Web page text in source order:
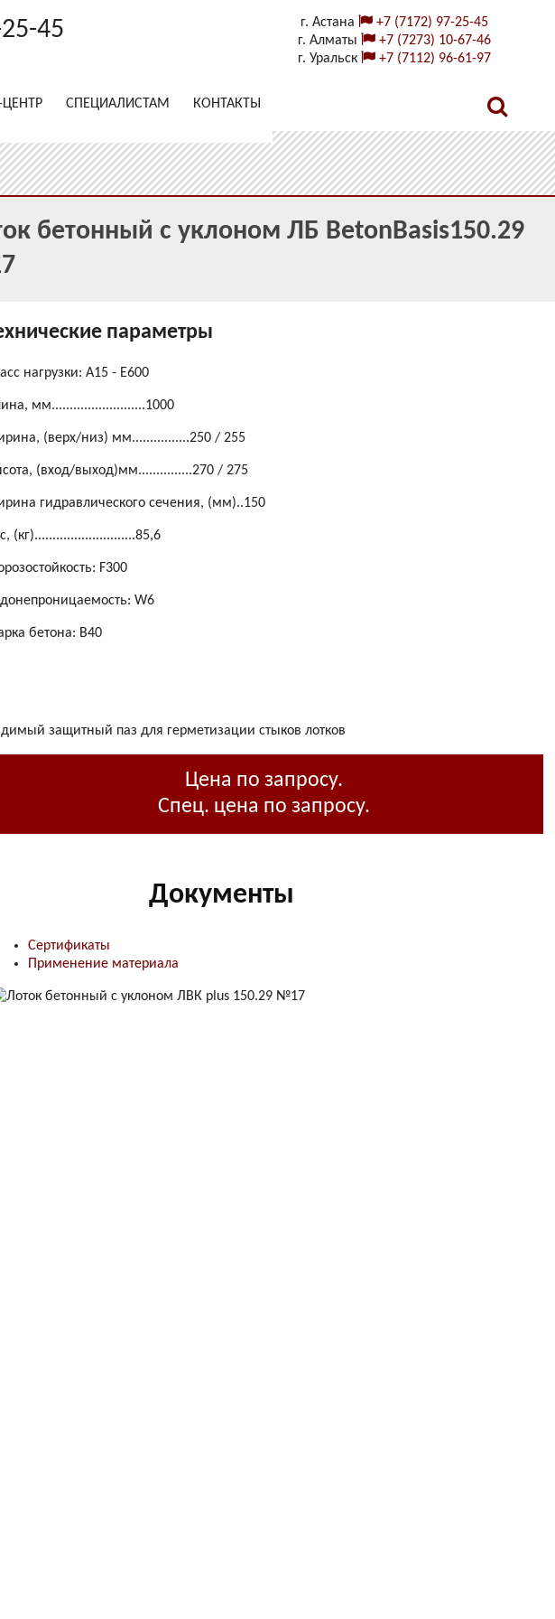
45 г. Астана
+7 (7172) 97-25-45
г. Алматы
+7 (7273) 10-67-46
г. Уральск
+7 (7112) 96-61-97
ЦЕНТР СПЕЦИАЛИСТАМ КОНТАКТЫ
бетонный с уклоном ЛБ BetonBasis150.29
параметры
нагрузки: A15 - E600
мм..........................1000
(верх/низ) мм................250 / 255
(вход/выход)мм...............270 / 275
гидравлического сечения, (мм)..150
(кг)............................85,6
F300
W6
бетона: B40
защитный паз для герметизации стыков лотков
Цена по запросу.
Спец. цена по запросу.
Документы
Сертификаты
Применение материала